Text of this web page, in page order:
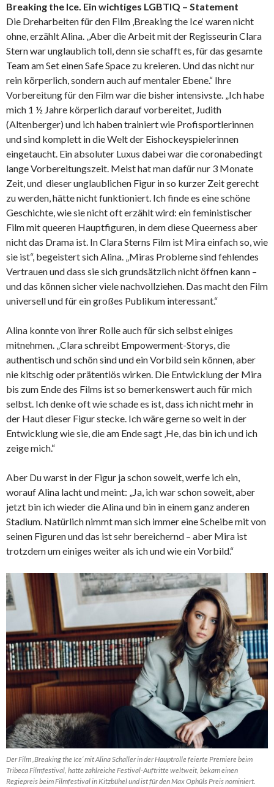
Breaking the Ice. Ein wichtiges LGBTIQ – Statement
Die Dreharbeiten für den Film ‚Breaking the Ice‘ waren nicht
ohne, erzählt Alina. „Aber die Arbeit mit der Regisseurin Clara
Stern war unglaublich toll, denn sie schafft es, für das gesamte
Team am Set einen Safe Space zu kreieren. Und das nicht nur
rein körperlich, sondern auch auf mentaler Ebene.“ Ihre
Vorbereitung für den Film war die bisher intensivste. „Ich habe
mich 1 ½ Jahre körperlich darauf vorbereitet, Judith
(Altenberger) und ich haben trainiert wie Profisportlerinnen
und sind komplett in die Welt der Eishockeyspielerinnen
eingetaucht. Ein absoluter Luxus dabei war die coronabedingt
lange Vorbereitungszeit. Meist hat man dafür nur 3 Monate
Zeit, und dieser unglaublichen Figur in so kurzer Zeit gerecht
zu werden, hätte nicht funktioniert. Ich finde es eine schöne
Geschichte, wie sie nicht oft erzählt wird: ein feministischer
Film mit queeren Hauptfiguren, in dem diese Queerness aber
nicht das Drama ist. In Clara Sterns Film ist Mira einfach so, wie
sie ist“, begeistert sich Alina. „Miras Probleme sind fehlendes
Vertrauen und dass sie sich grundsätzlich nicht öffnen kann –
und das können sicher viele nachvollziehen. Das macht den Film
universell und für ein großes Publikum interessant.“
Alina konnte von ihrer Rolle auch für sich selbst einiges
mitnehmen. „Clara schreibt Empowerment-Storys, die
authentisch und schön sind und ein Vorbild sein können, aber
nie kitschig oder prätentiös wirken. Die Entwicklung der Mira
bis zum Ende des Films ist so bemerkenswert auch für mich
selbst. Ich denke oft wie schade es ist, dass ich nicht mehr in
der Haut dieser Figur stecke. Ich wäre gerne so weit in der
Entwicklung wie sie, die am Ende sagt ‚He, das bin ich und ich
zeige mich.“
Aber Du warst in der Figur ja schon soweit, werfe ich ein,
worauf Alina lacht und meint: „Ja, ich war schon soweit, aber
jetzt bin ich wieder die Alina und bin in einem ganz anderen
Stadium. Natürlich nimmt man sich immer eine Scheibe mit von
seinen Figuren und das ist sehr bereichernd – aber Mira ist
trotzdem um einiges weiter als ich und wie ein Vorbild.“
Der Film ‚Breaking the Ice‘ mit Alina Schaller in der Hauptrolle feierte Premiere beim
Tribeca Filmfestival, hatte zahlreiche Festival-Auftritte weltweit, bekam einen
Regiepreis beim Filmfestival in Kitzbühel und ist für den Max Ophüls Preis nominiert.